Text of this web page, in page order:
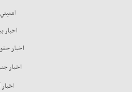
اخبار
اخبار
اخبار
اخبار